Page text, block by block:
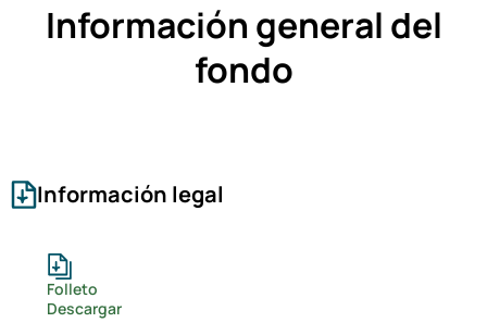
Información general del
fondo
Información legal
Folleto
Descargar